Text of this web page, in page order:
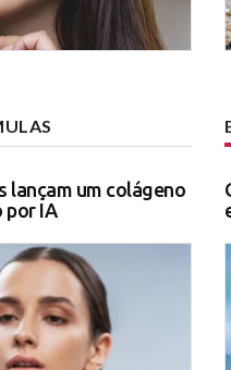
lançam um colágeno
por IA